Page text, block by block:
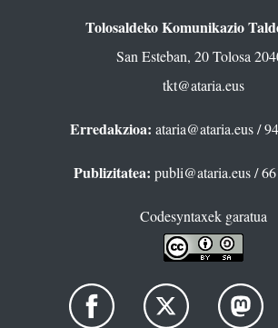
Tolosaldeko Komunikazio
San Esteban, 20 Tolosa
tkt@ataria.eus
Erredakzioa: ataria@ataria.eus/
Publizitatea: publi@ataria.eus/
Codesyntaxek garatua